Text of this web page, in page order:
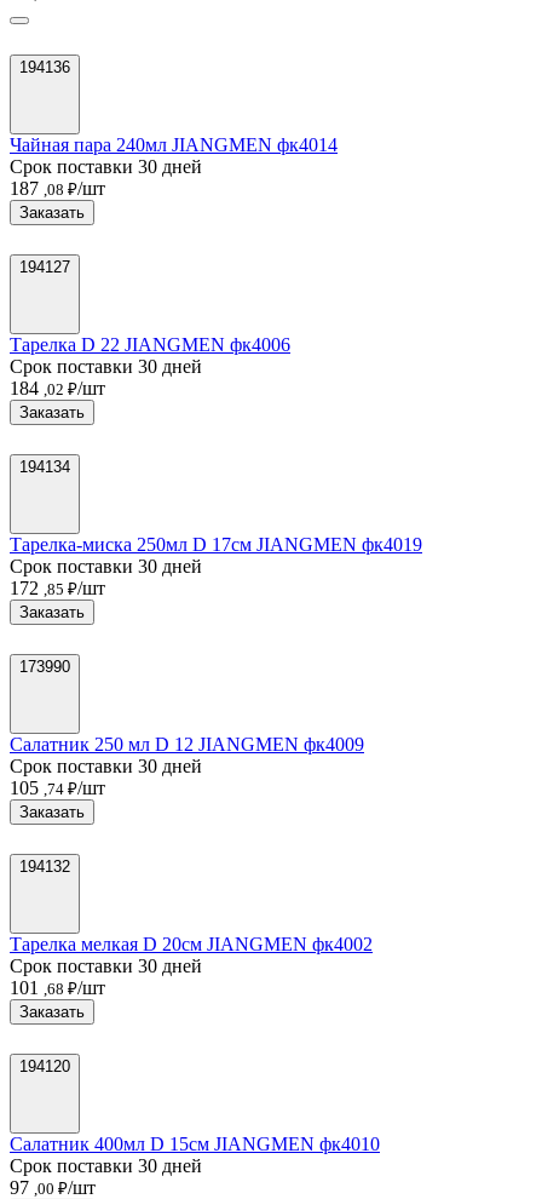
194136
Чайная пара 240мл JIANGMEN фк4014
Срок поставки 30 дней
187 ,08 ₽/шт
Заказать
194127
Тарелка D 22 JIANGMEN фк4006
Срок поставки 30 дней
184 ,02 ₽/шт
Заказать
194134
Тарелка-миска 250мл D 17см JIANGMEN фк4019
Срок поставки 30 дней
172 ,85 ₽/шт
Заказать
173990
Салатник 250 мл D 12 JIANGMEN фк4009
Срок поставки 30 дней
105 ,74 ₽/шт
Заказать
194132
Тарелка мелкая D 20см JIANGMEN фк4002
Срок поставки 30 дней
101
,68 ₽/шт
Заказать
194120
Салатник 400мл D 15см JIANGMEN фк4010
Срок поставки 30 дней
97 ,00 ₽/шт